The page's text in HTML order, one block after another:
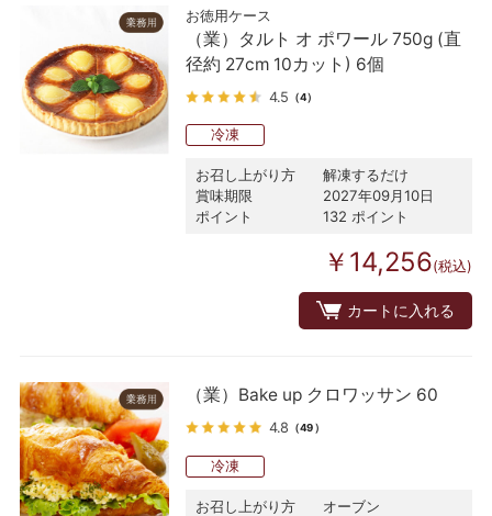
お徳用ケース
（業）タルト オ ポワール 750g (直
径約 27cm 10カット) 6個
4.5 （4）
冷凍
お召し上がり方
解凍するだけ
賞味期限
2027年09月10日
ポイント
132 ポイント
￥14,256(税込)
カートに入れる
（業）Bake up クロワッサン 60
4.8 （49）
冷凍
お召し上がり方
オーブン